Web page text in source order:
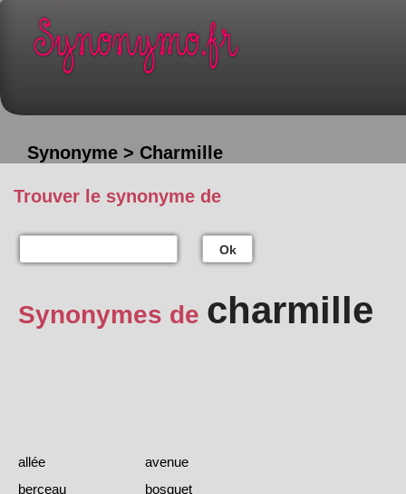
Synonyme > Charmille
Trouver le synonyme de
Ok
Synonymes de charmille
allée
avenue
berceau
bosquet